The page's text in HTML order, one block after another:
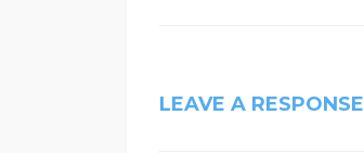
LEAVE A RESPONSE